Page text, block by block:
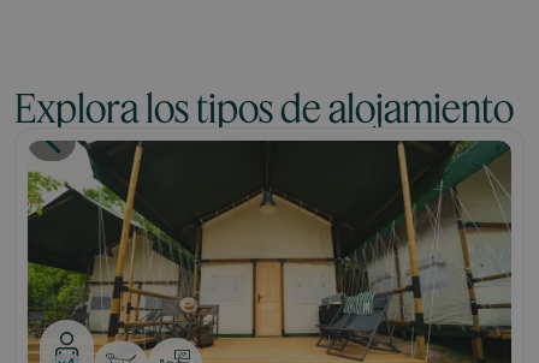
Explora los tipos de alojamiento
Glamping